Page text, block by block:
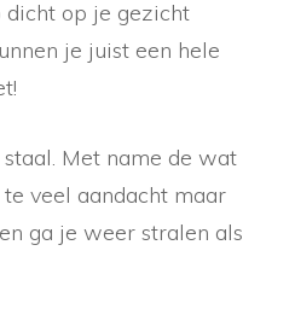
dicht op je gezicht
je juist een hele
Met name de wat
veel aandacht maar
ga je weer stralen als